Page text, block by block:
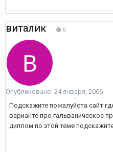
виталик 0
Опубликовано: 24 января, 2006
Подскажите пожалуйста сайт
варианте про гальваническое
диплом по этой теме подскажите